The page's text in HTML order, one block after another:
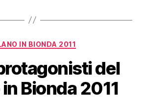
Categorie
IN BIONDA 2011
del
Bionda 2011